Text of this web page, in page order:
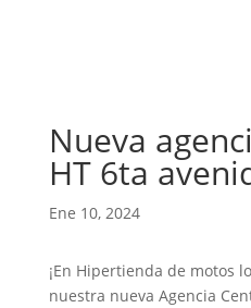
Nueva
HT 6ta
Ene 10, 2024
¡En Hipertienda de motos
nuestra nueva Agencia